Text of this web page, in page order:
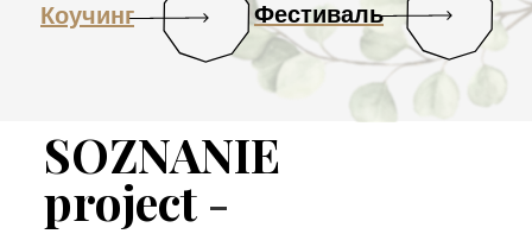
Коучинг Фестиваль
SOZNANIE
project -